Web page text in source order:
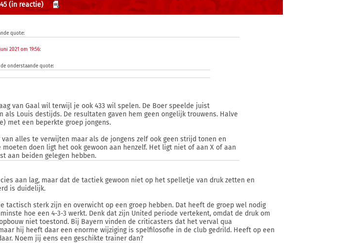
(in reactie)
quote:
2021 om 19:56:
onderstaande quote:
van Gaal wil terwijl je ook 433 wil spelen. De Boer speelde juist
als Louis destijds. De resultaten gaven hem geen ongelijk trouwens. Halve
met een beperkte groep jongens.
van alles te verwijten maar als de jongens zelf ook geen strijd tonen en
moeten doen ligt het ook gewoon aan henzelf. Het ligt niet of aan X of aan
aan beiden gelegen hebben.
aan lag, maar dat de tactiek gewoon niet op het spelletje van druk zetten en
is duidelijk.
tactisch sterk zijn en overwicht op een groep hebben. Dat heeft de groep wel nodig
hoe een 4-3-3 werkt. Denk dat zijn United periode vertekent, omdat de druk om
niet toestond. Bij Bayern vinden de criticasters dat het verval qua
hij heeft daar een enorme wijziging is spelfilosofie in de club gedrild. Heeft op een
Noem jij eens een geschikte trainer dan?